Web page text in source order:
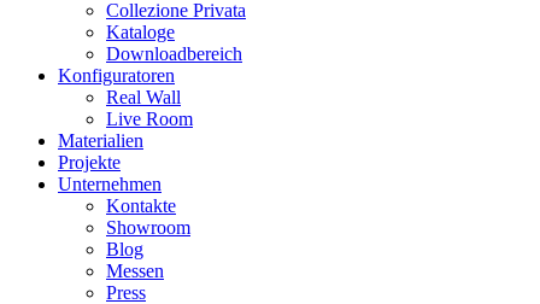
Collezione Privata
Kataloge
Downloadbereich
Konfiguratoren
Real Wall
Live Room
Materialien
Projekte
Unternehmen
Kontakte
Showroom
Blog
Messen
Press